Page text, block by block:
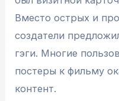
Вместо острых и
создатели
гэги. Многие
постеры к фильму
контент.